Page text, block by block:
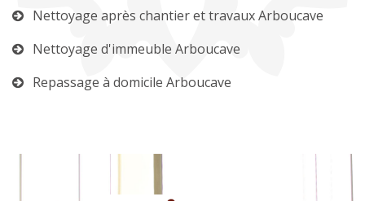
Nettoyage après chantier et travaux Arboucave
Nettoyage d'immeuble Arboucave
Repassage à domicile Arboucave